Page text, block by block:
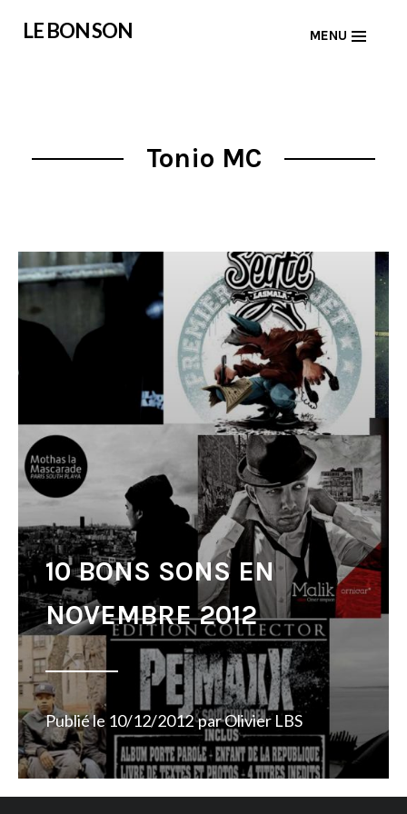
LE BON SON MENU
Tonio MC
10 BONS SONS EN
NOVEMBRE 2012
Publié le10/12/2012 parOlivier LBS